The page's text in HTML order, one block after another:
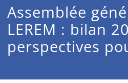
Assemblée
LEREM : bilan
perspectives